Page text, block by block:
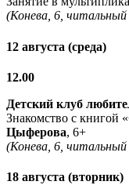
(Конева, 6, читальный
12 августа (среда)
12.00
Детский клуб
Знакомство с книгой «
Цыферова, 6+
(Конева, 6, читальный
18 августа (вторник)